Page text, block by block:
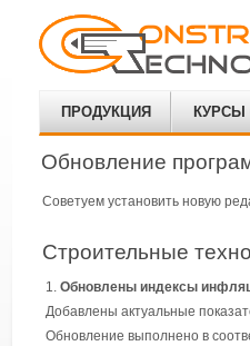
ПРОДУКЦИЯ КУРСЫ
Обновление
Советуем установить новую
Строительные
Обновлены индексы
Добавлены актуальные
Обновление выполнено в